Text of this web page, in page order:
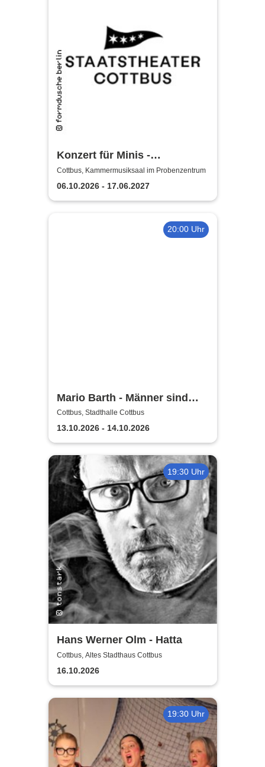
Konzert für Minis -
Staatstheater Cottbus
Cottbus, Kammermusiksaal im Probenzentrum
06.10.2026 - 17.06.2027
20:00 Uhr
Mario Barth - Männer sind
nichts ohne die Frauen
Cottbus, Stadthalle Cottbus
13.10.2026 - 14.10.2026
19:30 Uhr
Hans Werner Olm - Hatta
Cottbus, Altes Stadthaus Cottbus
16.10.2026
19:30 Uhr